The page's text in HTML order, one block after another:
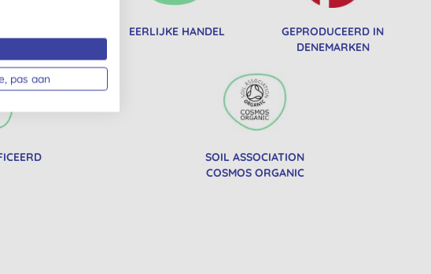
EERLIJKE HANDEL
GEPRODUCEERD IN
DENEMARKEN
SOIL ASSOCIATION
COSMOS ORGANIC
pas aan